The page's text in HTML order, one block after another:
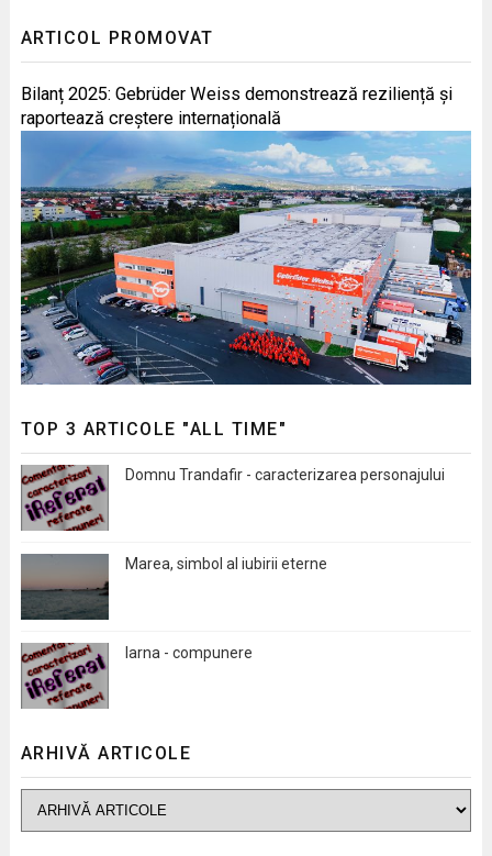
ARTICOL PROMOVAT
Bilanț 2025: Gebrüder Weiss demonstrează reziliență și
raportează creștere internațională
TOP 3 ARTICOLE "ALL TIME"
Domnu Trandafir - caracterizarea personajului
Marea, simbol al iubirii eterne
Iarna - compunere
ARHIVĂ ARTICOLE